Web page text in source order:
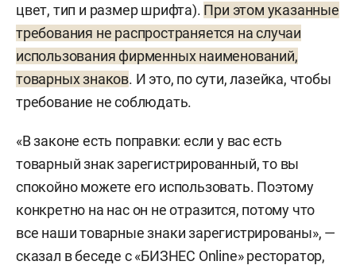
цвет, тип и размер шрифта). При этом указанные
требования не распространяется на случаи
использования фирменных наименований,
товарных знаков. И это, по сути, лазейка, чтобы
требование не соблюдать.
«В законе есть поправки: если у вас есть
товарный знак зарегистрированный, то вы
спокойно можете его использовать. Поэтому
конкретно на нас он не отразится, потому что
все наши товарные знаки зарегистрированы», —
сказал в беседе с «БИЗНЕС Online» ресторатор,